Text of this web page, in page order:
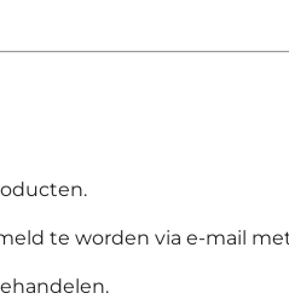
te worden via e-mail